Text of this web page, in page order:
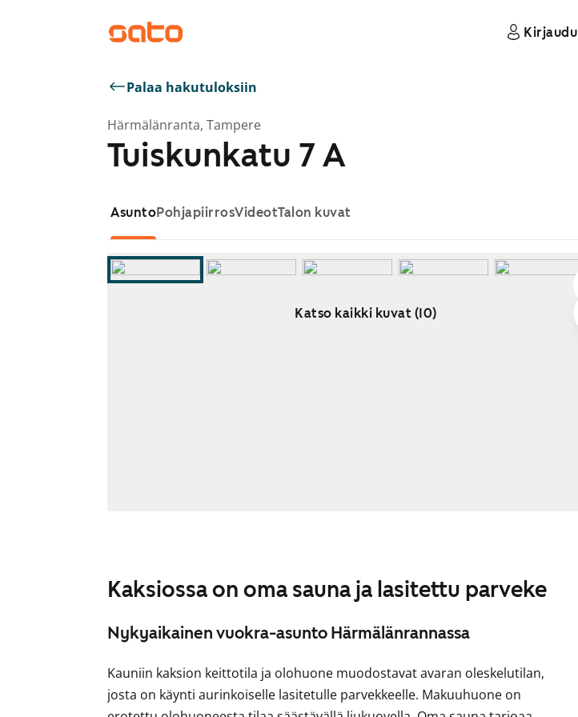
Kirjaudu
Palaa hakutuloksiin
Härmälänranta, Tampere
Tuiskunkatu 7 A
AsuntoPohjapiirrosVideotTalon kuvat
Katso kaikki kuvat (10)
Kaksiossa on oma sauna ja lasitettu parveke
Nykyaikainen vuokra-asunto Härmälänrannassa
Kauniin kaksion keittotila ja olohuone muodostavat avaran oleskelutilan,
josta on käynti aurinkoiselle lasitetulle parvekkeelle. Makuuhuone on